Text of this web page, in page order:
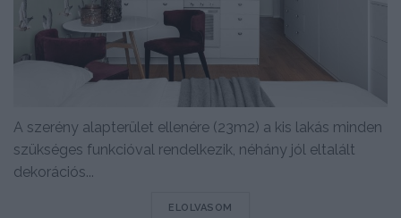
A szerény alapterület ellenére (23m2) a kis lakás minden
szükséges funkcióval rendelkezik, néhány jól eltalált
dekorációs...
ELOLVASOM